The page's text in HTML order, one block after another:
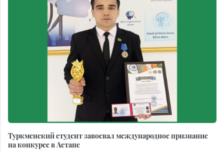
Туркменский студент завоевал международное признание
на конкурсе в Астане